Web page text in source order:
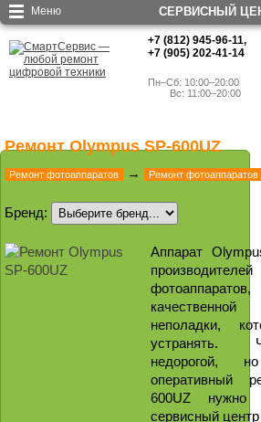
СЕРВИСНЫЙ
+7 (812) 945-96-11,
+7 (905) 202-41-14
Пн–Сб: 10:00–20:00
Вс: 11:00–20:00
Меню
Ремонт Olympus SP-600UZ
Ремонт фотоаппаратов → Ремонт фотоаппаратов
Бренд:
Аппарат
неполадки,
устранять.
недорогой,
оперативный
600UZ нужно
сервисный